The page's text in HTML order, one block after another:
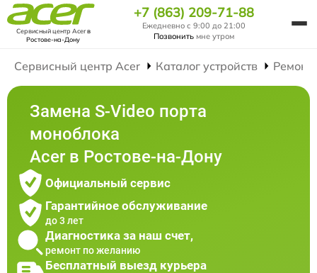
Сервисный центр Acerв
Ростове-на-Дону
+7 (863) 209-71-88
Ежедневно с 9:00 до 21:00
Позвонить мне утром
Сервисный центр Acer Каталог устройств Ремонт
Замена S-Video порта
моноблока
Acer в Ростове-на-Дону
Официальный сервис
Гарантийное обслуживание
до 3 лет
Диагностика за наш счет,
ремонт по желанию
Бесплатный выезд курьера